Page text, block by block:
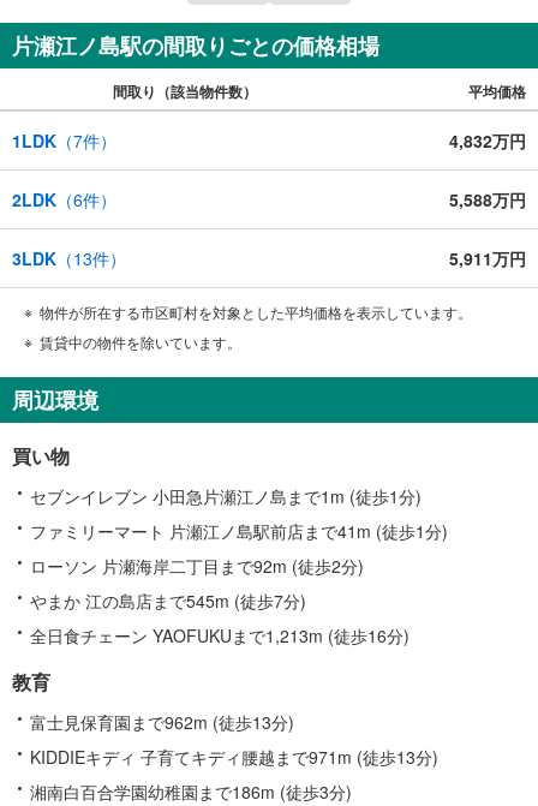
片瀬江ノ島駅の間取りごとの価格相場
間取り（該当物件数） 平均価格
1LDK （7件） 4,832万円
2LDK （6件） 5,588万円
3LDK （13件） 5,911万円
物件が所在する市区町村を対象とした平均価格を表示しています。
賃貸中の物件を除いています。
周辺環境
買い物
セブンイレブン 小田急片瀬江ノ島まで1m (徒歩1分)
ファミリーマート 片瀬江ノ島駅前店まで41m (徒歩1分)
ローソン 片瀬海岸二丁目まで92m (徒歩2分)
やまか 江の島店まで545m (徒歩7分)
全日食チェーン YAOFUKUまで1,213m (徒歩16分)
教育
富士見保育園まで962m (徒歩13分)
KIDDIEキディ 子育てキディ腰越まで971m (徒歩13分)
湘南白百合学園幼稚園まで186m (徒歩3分)